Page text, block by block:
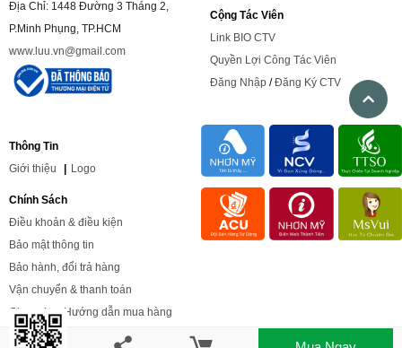
Địa Chỉ: 1448 Đường 3 Tháng 2,
P.Minh Phụng, TP.HCM
www.luu.vn@gmail.com
Cộng Tác Viên
Link BIO CTV
Quyền Lợi Công Tác Viên
Đăng Nhập /Đăng Ký CTV
Thông Tin
Giới thiệu | Logo
Chính Sách
Điều khoản & điều kiện
Bảo mật thông tin
Bảo hành, đổi trả hàng
Vận chuyển & thanh toán
Chọn size, Hướng dẫn mua hàng